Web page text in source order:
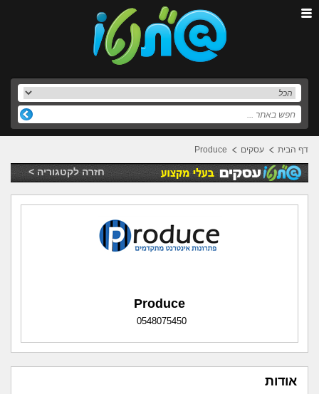
דף הבית עסקים Produce
חזרה לקטגוריה >
Produce
0548075450
אודות